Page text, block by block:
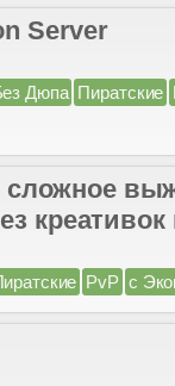
Server
Дюпа Пиратские
сложное
креативок
PvP с